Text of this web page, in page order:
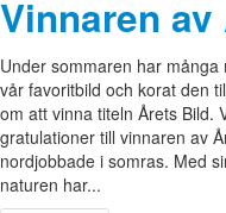
Vinnaren
Under sommaren har
vår favoritbild och korat den
om att vinna titeln Årets Bild.
gratulationer till vinnaren av
nordjobbade i somras. Med
naturen har...